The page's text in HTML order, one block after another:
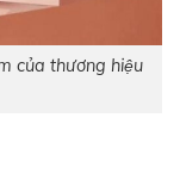
của thương hiệu